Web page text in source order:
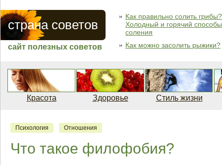
страна советов
сайт полезных советов
Как правильно солить грибы?
Холодный и горячий способы
соления
Как можно засолить рыжики?
Красота Здоровье Стиль жизни
Психология Отношения
Что такое филофобия?